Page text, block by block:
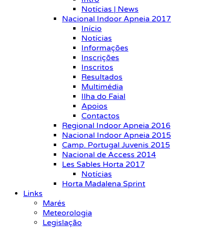
Notícias | News
Nacional Indoor Apneia 2017
Início
Notícias
Informações
Inscrições
Inscritos
Resultados
Multimédia
Ilha do Faial
Apoios
Contactos
Regional Indoor Apneia 2016
Nacional Indoor Apneia 2015
Camp. Portugal Juvenis 2015
Nacional de Access 2014
Les Sables Horta 2017
Notícias
Horta Madalena Sprint
Links
Marés
Meteorologia
Legislação